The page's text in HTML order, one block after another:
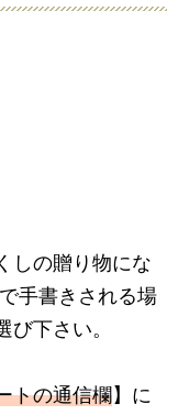
しの贈り物にな
手書きされる場
下さい。
トの通信欄】に